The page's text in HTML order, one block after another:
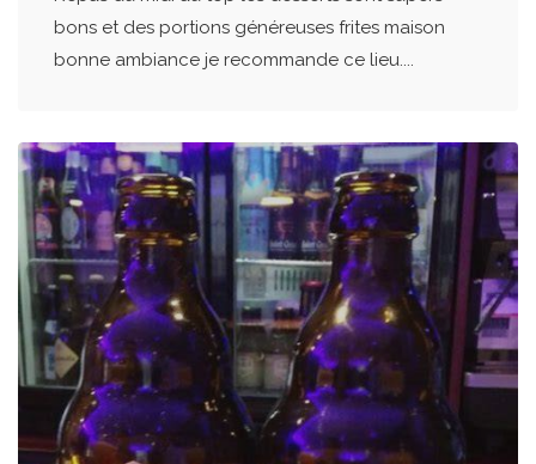
bons et des portions généreuses frites maison
bonne ambiance je recommande ce lieu....